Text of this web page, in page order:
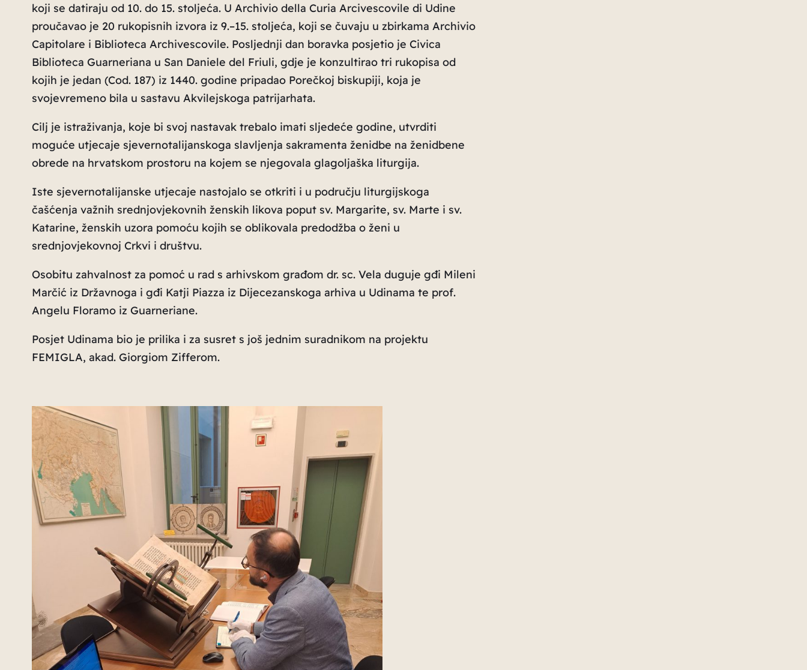
koji se datiraju od 10. do 15. stoljeća. U Archivio della Curia Arcivescovile di Udine
proučavao je 20 rukopisnih izvora iz 9.–15. stoljeća, koji se čuvaju u zbirkama Archivio
Capitolare i Biblioteca Archivescovile. Posljednji dan boravka posjetio je Civica
Biblioteca Guarneriana u San Daniele del Friuli, gdje je konzultirao tri rukopisa od
kojih je jedan (Cod. 187) iz 1440. godine pripadao Porečkoj biskupiji, koja je
svojevremeno bila u sastavu Akvilejskoga patrijarhata.
Cilj je istraživanja, koje bi svoj nastavak trebalo imati sljedeće godine, utvrditi
moguće utjecaje sjevernotalijanskoga slavljenja sakramenta ženidbe na ženidbene
obrede na hrvatskom prostoru na kojem se njegovala glagoljaška liturgija.
Iste sjevernotalijanske utjecaje nastojalo se otkriti i u području liturgijskoga
čašćenja važnih srednjovjekovnih ženskih likova poput sv. Margarite, sv. Marte i sv.
Katarine, ženskih uzora pomoću kojih se oblikovala predodžba o ženi u
srednjovjekovnoj Crkvi i društvu.
Osobitu zahvalnost za pomoć u rad s arhivskom građom dr. sc. Vela duguje gđi Mileni
Marčić iz Državnoga i gđi Katji Piazza iz Dijecezanskoga arhiva u Udinama te prof.
Angelu Floramo iz Guarneriane.
Posjet Udinama bio je prilika i za susret s još jednim suradnikom na projektu
FEMIGLA, akad. Giorgiom Zifferom.